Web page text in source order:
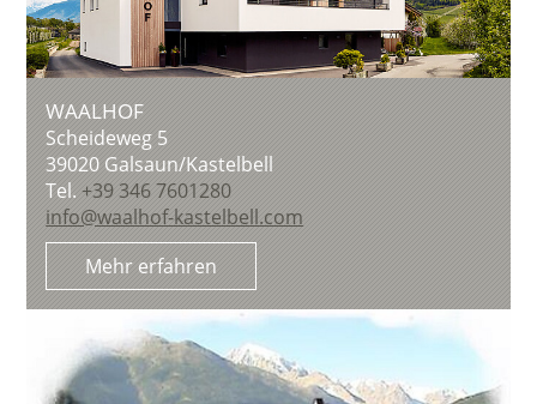
WAALHOF
Scheideweg 5
39020 Galsaun/Kastelbell
Tel. +39 346 7601280
info@waalhof-kastelbell.com
Mehr erfahren